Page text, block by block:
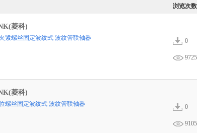
浏览次数
菱科)
紧螺丝固定波纹式 波纹管联轴器 0
9725
菱科)
螺丝固定波纹式 波纹管联轴器 0
9105